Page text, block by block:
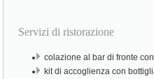
Servizi di ristorazione
colazione al bar di fronte
kit di accoglienza con